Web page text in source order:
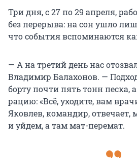
Три дня, с 27 по 29 апреля,
без перерыва: на сон ушло
что события вспоминаются
— А на третий день нас
Владимир Балахонов. —
борту почти пять тонн песка,
рацию: «Всё, уходите, вам
Яковлев, командир, отвечает,
и уйдем, а там мат-перемат.